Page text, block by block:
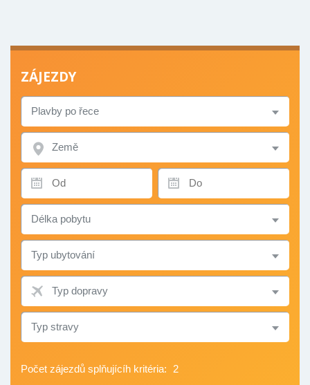
ZÁJEZDY
TYP
ZÁJEZDU
ZEMĚ
TERMÍN
OD
TERMÍN
DO
DÉLKA
POBYTU
TYP
UBYTOVÁNÍ
TYP
DOPRAVY
TYP
STRAVY
Počet zájezdů splňujícíh kritéria: 2